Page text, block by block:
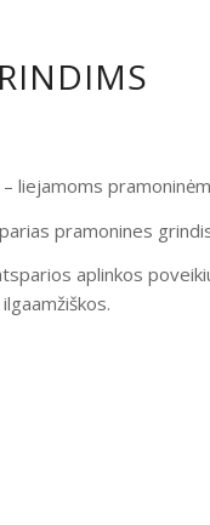
liejamoms
pramonines
aplinkos